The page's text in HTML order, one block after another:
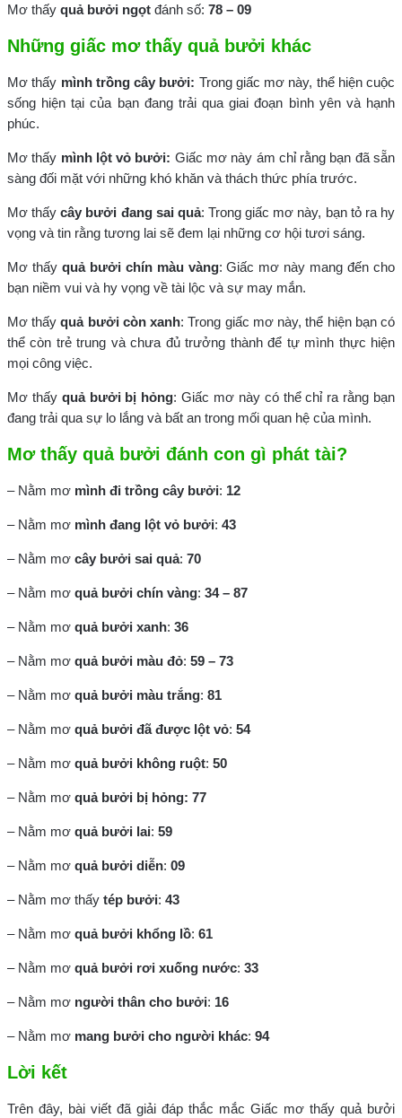
Mơ thấy quả bưởi ngọt đánh số: 78 – 09
Những giấc mơ thấy quả bưởi khác
Mơ thấy mình trồng cây bưởi: Trong giấc mơ này, thể hiện cuộc
sống hiện tại của bạn đang trải qua giai đoạn bình yên và hạnh
phúc.
Mơ thấy mình lột vỏ bưởi: Giấc mơ này ám chỉ rằng bạn đã sẵn
sàng đối mặt với những khó khăn và thách thức phía trước.
Mơ thấycây bưởi đang sai quả: Trong giấc mơ này, bạn tỏ ra hy
vọng và tin rằng tương lai sẽ đem lại những cơ hội tươi sáng.
Mơ thấy quả bưởi chín màu vàng: Giấc mơ này mang đến cho
bạn niềm vui và hy vọng về tài lộc và sự may mắn.
Mơ thấyquả bưởi còn xanh: Trong giấc mơ này, thể hiện bạn có
thể còn trẻ trung và chưa đủ trưởng thành để tự mình thực hiện
mọi công việc.
Mơ thấy quả bưởi bị hỏng: Giấc mơ này có thể chỉ ra rằng bạn
đang trải qua sự lo lắng và bất an trong mối quan hệ của mình.
Mơ thấy quả bưởi đánh con gì phát tài?
– Nằm mơ mình đi trồng cây bưởi: 12
– Nằm mơ mình đang lột vỏ bưởi: 43
– Nằm mơ cây bưởi sai quả: 70
– Nằm mơ quả bưởi chín vàng: 34 – 87
– Nằm mơ quả bưởi xanh: 36
– Nằm mơ quả bưởi màu đỏ: 59 – 73
– Nằm mơ quả bưởi màu trắng: 81
– Nằm mơ quả bưởi đã được lột vỏ: 54
– Nằm mơ quả bưởi không ruột: 50
– Nằm mơ quả bưởi bị hỏng: 77
– Nằm mơ quả bưởi lai: 59
– Nằm mơ quả bưởi diễn: 09
– Nằm mơ thấy tép bưởi: 43
– Nằm mơ quả bưởi khổng lồ: 61
– Nằm mơ quả bưởi rơi xuống nước: 33
– Nằm mơ người thân cho bưởi: 16
– Nằm mơ mang bưởi cho người khác: 94
Lời kết
Trên đây, bài viết đã giải đáp thắc mắc Giấc mơ thấy quả bưởi